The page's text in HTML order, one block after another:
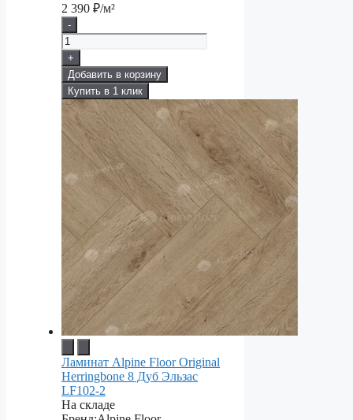
2 390 ₽/м²
-
+
Добавить в корзину
Купить в 1 клик
Ламинат Alpine Floor Original
Herringbone 8 Дуб Эльзас
LF102-2
На складе